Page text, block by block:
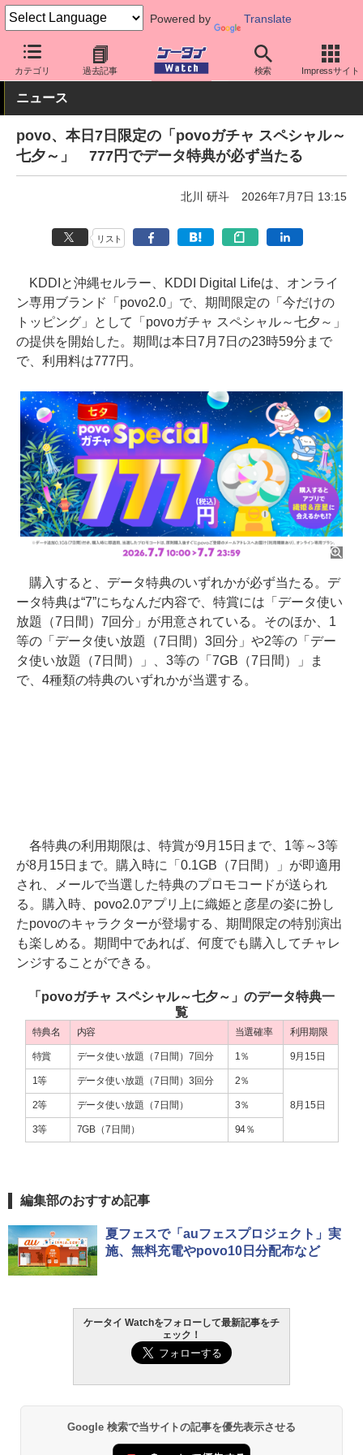
Powered by Translate
カテゴリ 過去記事 検索 Impressサイト
ケータイ Watch キャリア au povo
ニュース
povo、本日7日限定の「povoガチャ スペシャル～
七夕～」 777円でデータ特典が必ず当たる
北川 研斗 2026年7月7日 13:15
リスト
KDDIと沖縄セルラー、KDDI Digital Lifeは、オンライ
ン専用ブランド「povo2.0」で、期間限定の「今だけの
トッピング」として「povoガチャ スペシャル～七夕～」
の提供を開始した。期間は本日7月7日の23時59分まで
で、利用料は777円。
購入すると、データ特典のいずれかが必ず当たる。デ
ータ特典は“7”にちなんだ内容で、特賞には「データ使い
放題（7日間）7回分」が用意されている。そのほか、1
等の「データ使い放題（7日間）3回分」や2等の「デー
タ使い放題（7日間）」、3等の「7GB（7日間）」ま
で、4種類の特典のいずれかが当選する。
各特典の利用期限は、特賞が9月15日まで、1等～3等
が8月15日まで。購入時に「0.1GB（7日間）」が即適用
され、メールで当選した特典のプロモコードが送られ
る。購入時、povo2.0アプリ上に織姫と彦星の姿に扮し
たpovoのキャラクターが登場する、期間限定の特別演出
も楽しめる。期間中であれば、何度でも購入してチャレ
ンジすることができる。
「povoガチャ スペシャル～七夕～」のデータ特典一
覧
特典名 内容 当選確率 利用期限
特賞 データ使い放題（7日間）7回分 1％ 9月15日
1等 データ使い放題（7日間）3回分 2％
8月15日
2等 データ使い放題（7日間） 3％
3等 7GB（7日間） 94％
編集部のおすすめ記事
夏フェスで「auフェスプロジェクト」実
施、無料充電やpovo10日分配布など
ケータイ Watchをフォローして最新記事をチ
ェック！
Google 検索で当サイトの記事を優先表示させる